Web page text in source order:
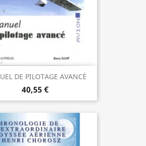
DE PILOTAGE AVANCÉ
40,55 €